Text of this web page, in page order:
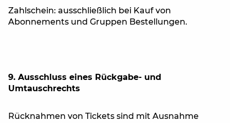
Zahlschein: ausschließlich bei Kauf von
Abonnements und Gruppen Bestellungen.
9. Ausschluss eines Rückgabe- und
Umtauschrechts
Rücknahmen von Tickets sind mit Ausnahme